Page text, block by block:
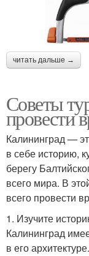
читать дальше →
Советы
провести
Калининград —
в себе историю,
берегу
всего мира. В
всего провести
1. Изучите
Калининград
в его